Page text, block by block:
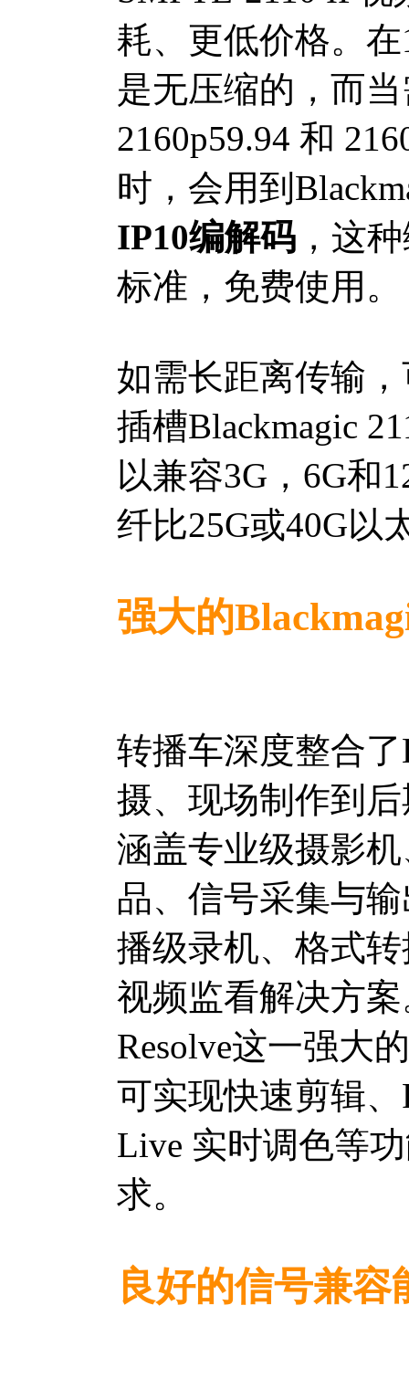
耗、更低价格。
是无压缩的，而
2160p59.94 和
时，会用到
IP10编解码 ，这
标准，免费使用。
如需长距离传输
插槽Blackmagic
以兼容3G，6G和
纤比25G或40G以
强大的
转播车深度整合了
摄、现场制作到
涵盖专业级摄影
品、信号采集与
播级录机、格式
视频监看解决方
Resolve这一强大
可实现快速剪辑、
Live 实时调色等
求。
良好的信号兼容